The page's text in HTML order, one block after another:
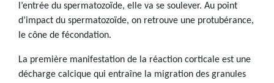
l’entrée du spermatozoïde, elle va se soulever. Au point
d’impact du spermatozoïde, on retrouve une protubérance,
le cône de fécondation.
La première manifestation de la réaction corticale est une
décharge calcique qui entraîne la migration des granules